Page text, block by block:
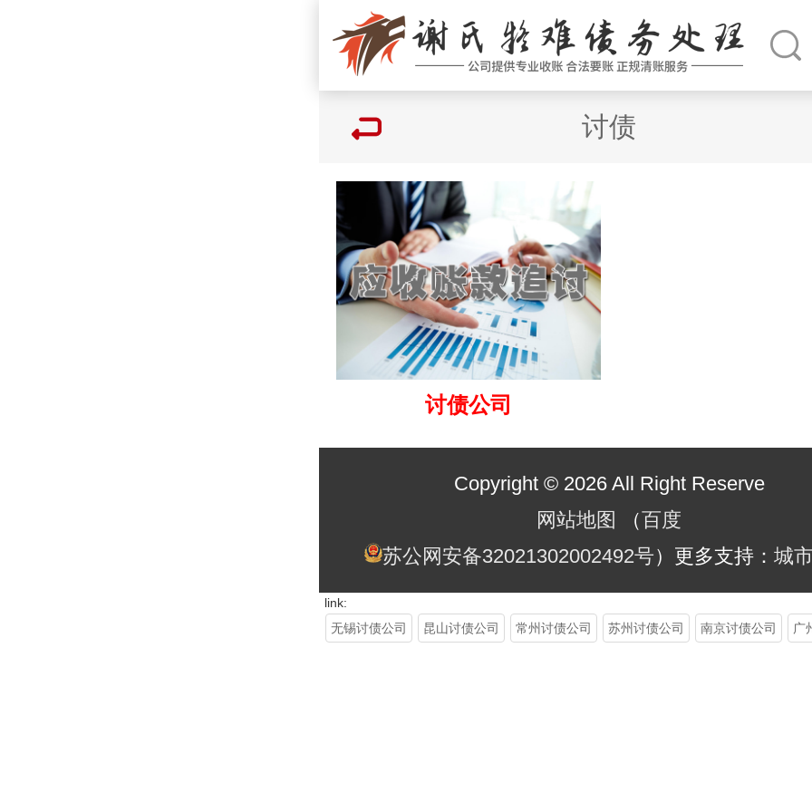
讨债
讨债公司
Copyright © 2026 All Right Reserve
网站地图
（百度
苏公网安备32021302002492号）更多支持： 城
link:
无锡讨债公司
昆山讨债公司 常州讨债公司 苏州讨债公司 南京讨债公司 广